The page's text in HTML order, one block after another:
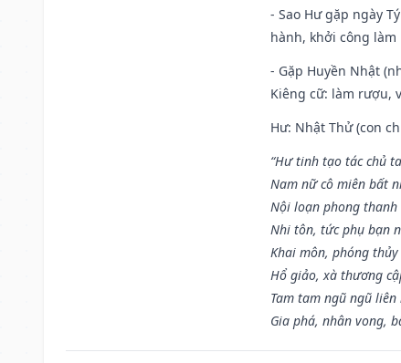
- Sao Hư gặp ngày
hành, khởi công
- Gặp Huyền Nhật
Kiêng cữ: làm rượu,
Hư: Nhật Thử (con
“Hư tinh tạo tác chủ
Nam nữ cô miên bất
Nội loạn phong thanh
Nhi tôn, tức phụ bạn
Khai môn, phóng
Hổ giảo, xà thương
Tam tam ngũ ngũ liên
Gia phá, nhân vong,